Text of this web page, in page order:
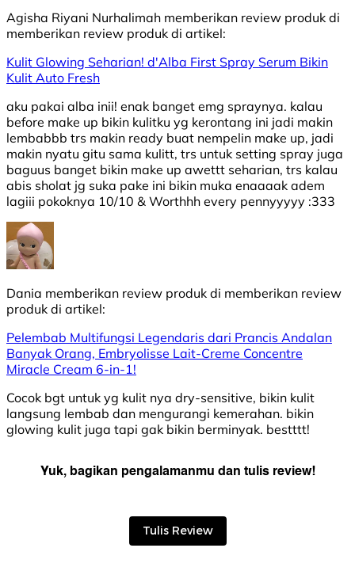
Agisha Riyani Nurhalimah memberikan review produk di
memberikan review produk di artikel:
Kulit Glowing Seharian! d'Alba First Spray Serum Bikin
Kulit Auto Fresh
aku pakai alba inii! enak banget emg spraynya. kalau
before make up bikin kulitku yg kerontang ini jadi makin
lembabbb trs makin ready buat nempelin make up, jadi
makin nyatu gitu sama kulitt, trs untuk setting spray juga
baguus banget bikin make up awettt seharian, trs kalau
abis sholat jg suka pake ini bikin muka enaaaak adem
lagiii pokoknya 10/10 & Worthhh every pennyyyyy :333
Dania memberikan review produk di memberikan review
produk di artikel:
Pelembab Multifungsi Legendaris dari Prancis Andalan
Banyak Orang, Embryolisse Lait-Creme Concentre
Miracle Cream 6-in-1!
Cocok bgt untuk yg kulit nya dry-sensitive, bikin kulit
langsung lembab dan mengurangi kemerahan. bikin
glowing kulit juga tapi gak bikin berminyak. bestttt!